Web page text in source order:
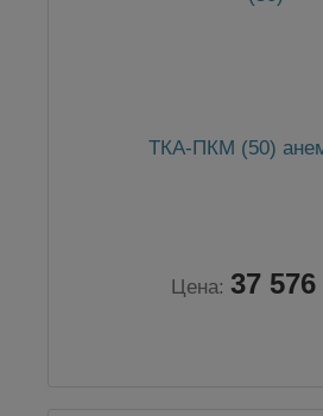
ТКА-ПКМ (50)
Цена: 37 576